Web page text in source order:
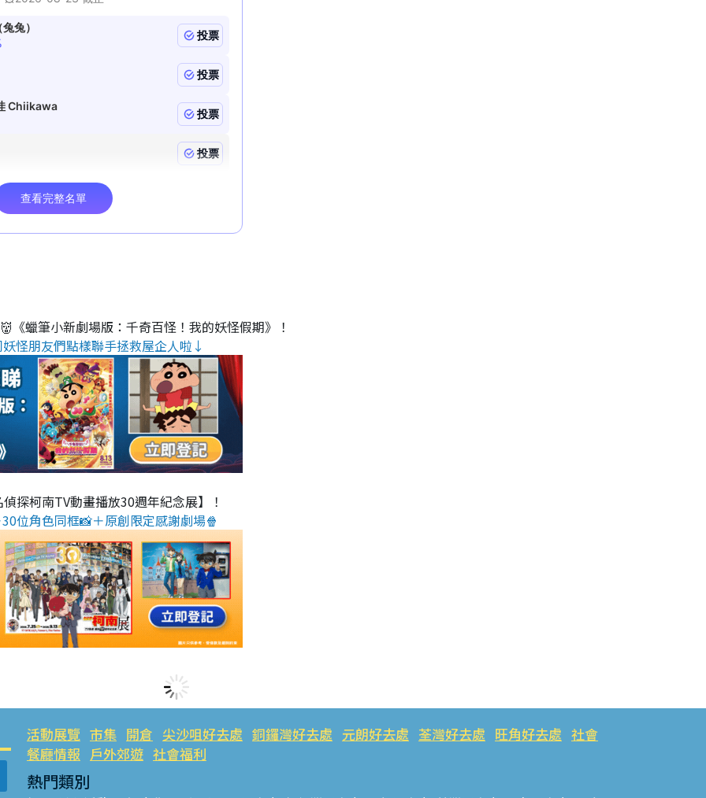
《蠟筆小新劇場版：千奇百怪！我的妖怪假期》！
怪朋友們點樣聯手拯救屋企人啦↓
探柯南TV動畫播放30週年紀念展】！
位角色同框📸＋原創限定感謝劇場🍿
活動展覽 市集 開倉 尖沙咀好去處 銅鑼灣好去處 元朗好去處 荃灣好去處 旺角好去處 社會
餐廳情報 戶外郊遊 社會福利
熱門類別